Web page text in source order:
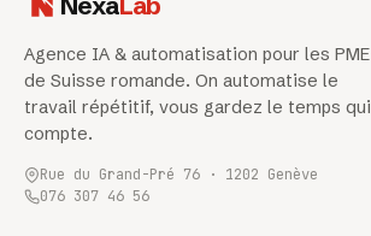
Agence IA & automatisation pour les PME
de Suisse romande. On automatise le
travail répétitif, vous gardez le temps qui
compte.
Rue du Grand-Pré 76 · 1202 Genève
076 307 46 56